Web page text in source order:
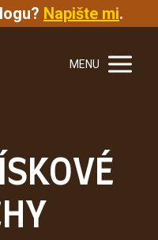
Napište mi.
MENU